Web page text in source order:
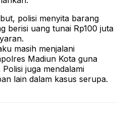
polisi menyita barang
berisi uang tunai Rp100 juta
masih menjalani
Madiun Kota guna
juga mendalami
lain dalam kasus serupa.